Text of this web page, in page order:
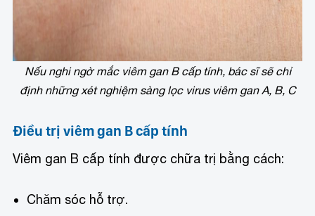
Nếu nghi ngờ mắc viêm gan B cấp tính, bác sĩ sẽ chỉ
định những xét nghiệm sàng lọc virus viêm gan A, B, C
Điều trị viêm gan B cấp tính
Viêm gan B cấp tính được chữa trị bằng cách:
Chăm sóc hỗ trợ.